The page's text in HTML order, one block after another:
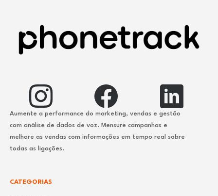
Aumente a performance do marketing, vendas e gestão
com análise de dados de voz. Mensure campanhas e
melhore as vendas com informações em tempo real sobre
todas as ligações.
CATEGORIAS